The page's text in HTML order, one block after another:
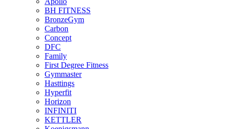
BH FITNESS
BronzeGym
Carbon
Concept
DFC
Family
First Degree Fitness
Gymmaster
Hasttings
Hyperfit
Horizon
INFINITI
KETTLER